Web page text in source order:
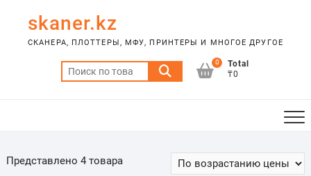
content
skaner.kz
СКАНЕРА, ПЛОТТЕРЫ, МФУ, ПРИНТЕРЫ И МНОГОЕ ДРУГОЕ
Искать:
0
Total
₸0
Представлено 4 товара